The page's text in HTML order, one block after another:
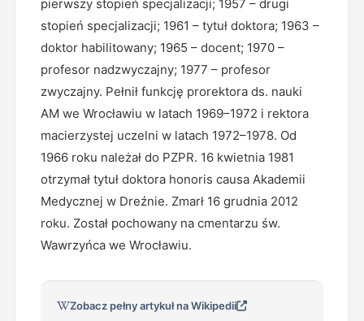
pierwszy stopień specjalizacji; 1957 – drugi
stopień specjalizacji; 1961 – tytuł doktora; 1963 –
doktor habilitowany; 1965 – docent; 1970 –
profesor nadzwyczajny; 1977 – profesor
zwyczajny. Pełnił funkcję prorektora ds. nauki
AM we Wrocławiu w latach 1969–1972 i rektora
macierzystej uczelni w latach 1972–1978. Od
1966 roku należał do PZPR. 16 kwietnia 1981
otrzymał tytuł doktora honoris causa Akademii
Medycznej w Dreźnie. Zmarł 16 grudnia 2012
roku. Został pochowany na cmentarzu św.
Wawrzyńca we Wrocławiu.
Zobacz pełny artykuł na Wikipedii